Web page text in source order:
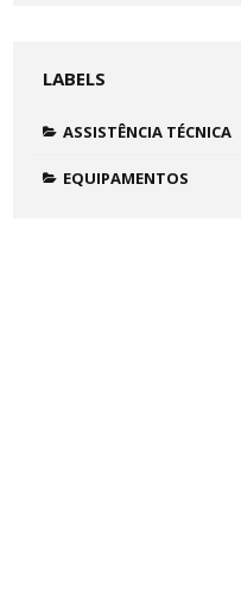
LABELS
ASSISTÊNCIA TÉCNICA
EQUIPAMENTOS